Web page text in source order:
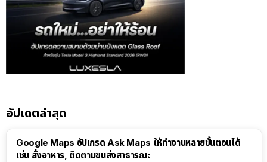
อัปเดตล่าสุด
Google Maps อัปเกรด Ask Maps ให้ทำงานหลายขั้นตอนได้
เช่น สั่งอาหาร, ติดตามขนส่งสาธารณะ